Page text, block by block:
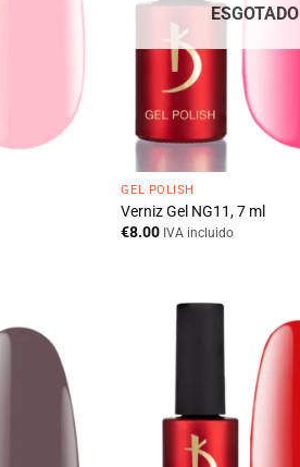
ESGOTADO
GEL POLISH
Verniz Gel NG11, 7 ml
€8.00 IVA incluido